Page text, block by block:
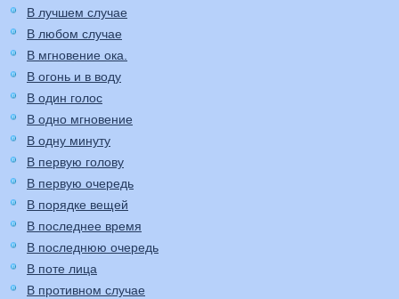
В лучшем случае
В любом случае
В мгновение ока.
В огонь и в воду
В один голос
В одно мгновение
В одну минуту
В первую голову
В первую очередь
В порядке вещей
В последнее время
В последнюю очередь
В поте лица
В противном случае